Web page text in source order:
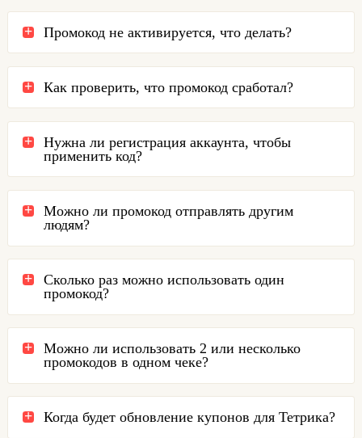
Промокод не активируется, что делать?
Как проверить, что промокод сработал?
Нужна ли регистрация аккаунта, чтобы
применить код?
Можно ли промокод отправлять другим
людям?
Сколько раз можно использовать один
промокод?
Можно ли использовать 2 или несколько
промокодов в одном чеке?
Когда будет обновление купонов для Тетрика?